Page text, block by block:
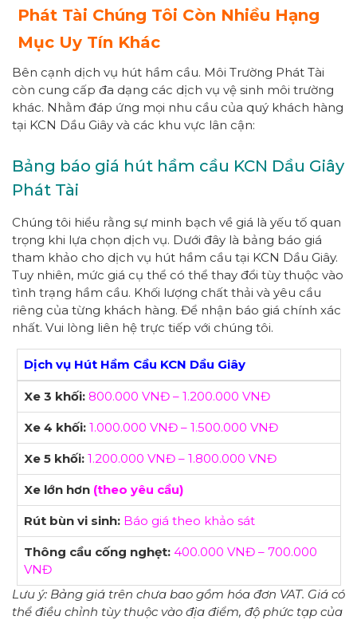
Phát Tài Chúng Tôi Còn Nhiều Hạng
Mục Uy Tín Khác
Bên cạnh dịch vụ hút hầm cầu. Môi Trường Phát Tài
còn cung cấp đa dạng các dịch vụ vệ sinh môi trường
khác. Nhằm đáp ứng mọi nhu cầu của quý khách hàng
tại KCN Dầu Giây và các khu vực lân cận:
Bảng báo giá hút hầm cầu KCN Dầu Giây
Phát Tài
Chúng tôi hiểu rằng sự minh bạch về giá là yếu tố quan
trọng khi lựa chọn dịch vụ. Dưới đây là bảng báo giá
tham khảo cho dịch vụ hút hầm cầu tại KCN Dầu Giây.
Tuy nhiên, mức giá cụ thể có thể thay đổi tùy thuộc vào
tình trạng hầm cầu. Khối lượng chất thải và yêu cầu
riêng của từng khách hàng. Để nhận báo giá chính xác
nhất. Vui lòng liên hệ trực tiếp với chúng tôi.
Dịch vụ Hút Hầm Cầu KCN Dầu Giây
Xe 3 khối: 800.000 VNĐ – 1.200.000 VNĐ
Xe 4 khối: 1.000.000 VNĐ – 1.500.000 VNĐ
Xe 5 khối: 1.200.000 VNĐ – 1.800.000 VNĐ
Xe lớn hơn (theo yêu cầu)
Rút bùn vi sinh: Báo giá theo khảo sát
Thông cầu cống nghẹt:400.000 VNĐ – 700.000
VNĐ
Lưu ý: Bảng giá trên chưa bao gồm hóa đơn VAT. Giá có
thể điều chỉnh tùy thuộc vào địa điểm, độ phức tạp của